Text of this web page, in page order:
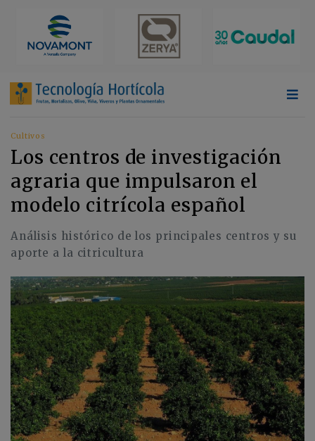
Cultivos
Los centros de investigación
agraria que impulsaron el
modelo citrícola español
Análisis histórico de los principales centros y su
aporte a la citricultura